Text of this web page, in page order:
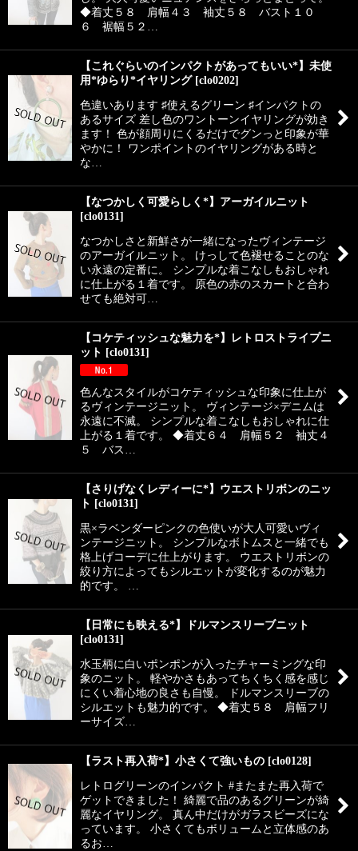
◆着丈５８ 肩幅４３ 袖丈５８ バスト１０
６ 裾幅５２…
【これぐらいのインパクトがあってもいい*】未使
用*ゆらり*イヤリング [clo0202]
色違いあります ♯使えるグリーン ♯インパクトの
あるサイズ 差し色のワントーンイヤリングが効き
ます！ 色が顔周りにくるだけでグンっと印象が華
やかに！ ワンポイントのイヤリングがある時と
な…
【なつかしく可愛らしく*】アーガイルニット
[clo0131]
なつかしさと新鮮さが一緒になったヴィンテージ
のアーガイルニット。 けっして色褪せることのな
い永遠の定番に。 シンプルな着こなしもおしゃれ
に仕上がる１着です。 原色の赤のスカートと合わ
せても絶対可…
【コケティッシュな魅力を*】レトロストライプニ
ット [clo0131]
色んなスタイルがコケティッシュな印象に仕上が
るヴィンテージニット。 ヴィンテージ×デニムは
永遠に不滅。 シンプルな着こなしもおしゃれに仕
上がる１着です。 ◆着丈６４ 肩幅５２ 袖丈４
５ バス…
【さりげなくレディーに*】ウエストリボンのニッ
ト [clo0131]
黒×ラベンダーピンクの色使いが大人可愛いヴィ
ンテージニット。 シンプルなボトムスと一緒でも
格上げコーデに仕上がります。 ウエストリボンの
絞り方によってもシルエットが変化するのが魅力
的です。 …
【日常にも映える*】ドルマンスリーブニット
[clo0131]
水玉柄に白いポンポンが入ったチャーミングな印
象のニット。 軽やかさもあってちくちく感を感じ
にくい着心地の良さも自慢。 ドルマンスリーブの
シルエットも魅力的です。 ◆着丈５８ 肩幅フリ
ーサイズ…
【ラスト再入荷*】小さくて強いもの [clo0128]
レトログリーンのインパクト #またまた再入荷で
ゲットできました！ 綺麗で品のあるグリーンが綺
麗なイヤリング。 真ん中だけがガラスビーズにな
っています。 小さくてもボリュームと立体感のあ
るお…